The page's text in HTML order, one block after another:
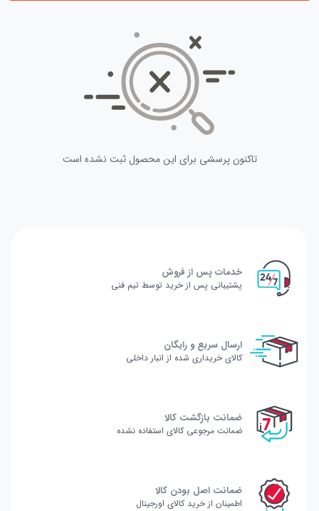
تاکنون پرسشی برای این محصول ثبت نشده است
خدمات پس از فروش
پشتیبانی پس از خرید توسط تیم فنی
ارسال سریع و رایگان
کالای خریداری شده از انبار داخلی
ضمانت بازگشت کالا
ضمانت مرجوعی کالای استفاده نشده
ضمانت اصل بودن کالا
اطمینان از خرید کالای اورجینال